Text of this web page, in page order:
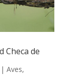
Checa de
| Aves,